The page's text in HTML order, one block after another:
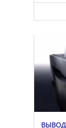
ВЫВОД